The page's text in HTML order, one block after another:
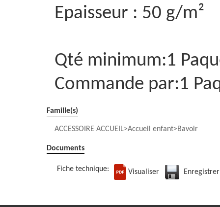
Epaisseur : 50 g/m²
Qté minimum:1
Commande par:1
Famille(s)
ACCESSOIRE ACCUEIL Accueil enfant Bavoir
Documents
Fiche technique: Visualiser Enregistrer